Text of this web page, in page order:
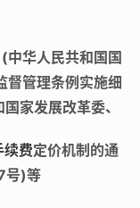
中华人民共和国国
管理条例实施细
家发展改革委、
续费定价机制的通
号)等